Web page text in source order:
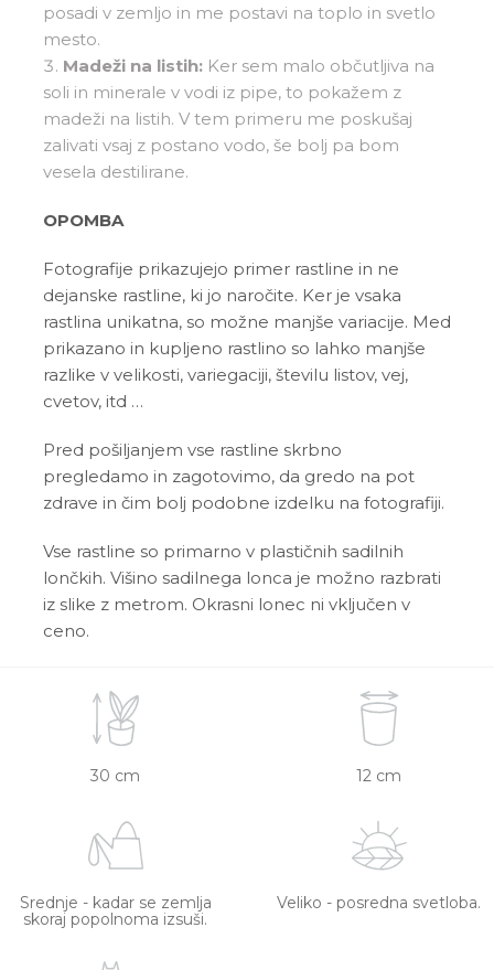
posadi v zemljo in me postavi na toplo in svetlo
mesto.
Madeži na listih:Ker sem malo občutljiva na
soli in minerale v vodi iz pipe, to pokažem z
madeži na listih. V tem primeru me poskušaj
zalivati vsaj z postano vodo, še bolj pa bom
vesela destilirane.
OPOMBA
Fotografije prikazujejo primer rastline in ne
dejanske rastline, ki jo naročite. Ker je vsaka
rastlina unikatna, so možne manjše variacije. Med
prikazano in kupljeno rastlino so lahko manjše
razlike v velikosti, variegaciji, številu listov, vej,
cvetov, itd …
Pred pošiljanjem vse rastline skrbno
pregledamo in zagotovimo, da gredo na pot
zdrave in čim bolj podobne izdelku na fotografiji.
Vse rastline so primarno v plastičnih sadilnih
lončkih. Višino sadilnega lonca je možno razbrati
iz slike z metrom. Okrasni lonec ni vključen v
ceno.
30 cm 12 cm
Srednje - kadar se zemlja
skoraj popolnoma izsuši.
Veliko - posredna svetloba.